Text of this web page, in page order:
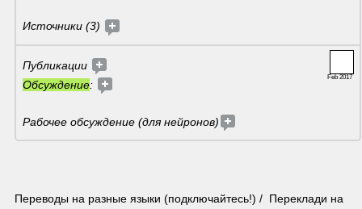
Источники (3)
Feb 2017
Публикации
Обсуждение:
Рабочее обсуждение (для нейронов)
Переводы на разные языки (подключайтесь!) /  Переклади на